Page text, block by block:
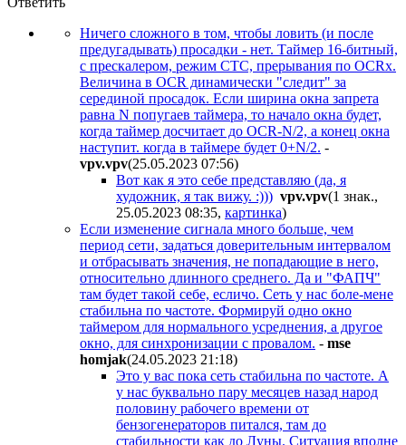
Ничего сложного в том, чтобы ловить (и после
предугадывать) просадки - нет. Таймер 16-битный,
с прескалером, режим СТС, прерывания по OCRx.
Величина в OCR динамически "следит" за
серединой просадок. Если ширина окна запрета
равна N попугаев таймера, то начало окна будет,
когда таймер досчитает до OCR-N/2, а конец окна
наступит. когда в таймере будет 0+N/2. -
vpv.vpv(25.05.2023 07:56)
Вот как я это себе представляю (да, я
художник, я так вижу. :))) vpv.vpv(1 знак.,
25.05.2023 08:35, картинка)
Если изменение сигнала много больше, чем
период сети, задаться доверительным интервалом
и отбрасывать значения, не попадающие в него,
относительно длинного среднего. Да и "ФАПЧ"
там будет такой себе, есличо. Сеть у нас боле-мене
стабильна по частоте. Формируй одно окно
таймером для нормального усреднения, а другое
окно, для синхронизации с провалом. - mse
homjak(24.05.2023 21:18)
Это у вас пока сеть стабильна по частоте. А
у нас буквально пару месяцев назад народ
половину рабочего времени от
бензогенераторов питался, там до
стабильности как до Луны. Ситуация вполне